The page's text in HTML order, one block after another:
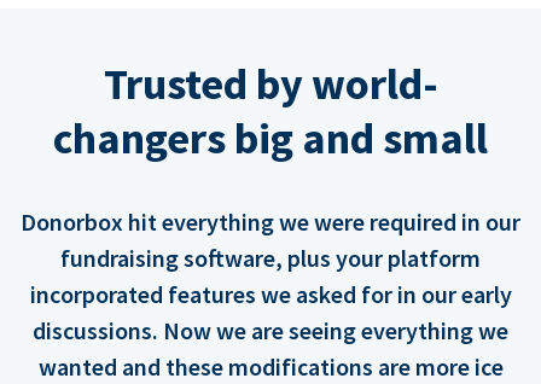
Trusted by world-
changers big and small
Donorbox hit everything we were required in our
fundraising software, plus your platform
incorporated features we asked for in our early
discussions. Now we are seeing everything we
wanted and these modifications are more ice